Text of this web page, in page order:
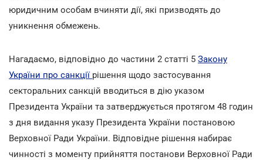
юридичним особам вчиняти дії, які призводять до
уникнення обмежень.
Нагадаємо, відповідно до частини 2 статті 5 Закону
України про санкції рішення щодо застосування
секторальних санкцій вводиться в дію указом
Президента України та затверджується протягом 48 годин
з дня видання указу Президента України постановою
Верховної Ради України. Відповідне рішення набирає
чинності з моменту прийняття постанови Верховної Ради